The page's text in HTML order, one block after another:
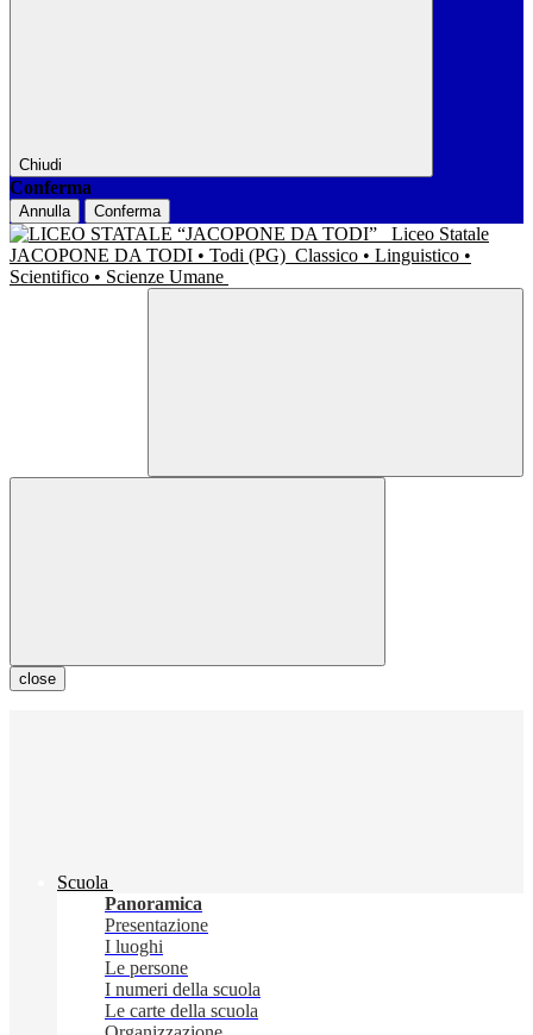
Chiudi
Conferma
Annulla Conferma
Liceo Statale
JACOPONE DA TODI • Todi (PG) Classico • Linguistico •
Scientifico • Scienze Umane
close
Scuola
Panoramica
Presentazione
I luoghi
Le persone
I numeri della scuola
Le carte della scuola